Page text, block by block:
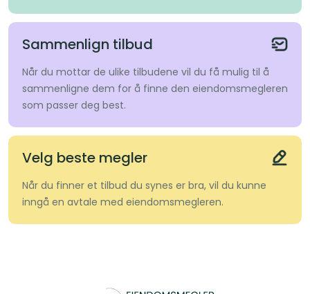
Sammenlign tilbud
Når du mottar de ulike tilbudene vil du få mulig til å
sammenligne dem for å finne den eiendomsmegleren
som passer deg best.
Velg beste megler
Når du finner et tilbud du synes er bra, vil du kunne
inngå en avtale med eiendomsmegleren.